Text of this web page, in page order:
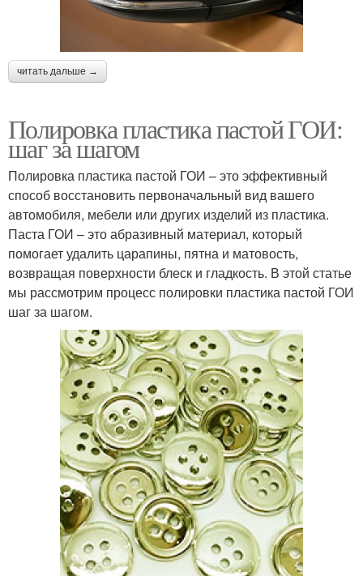
читать дальше →
Полировка пластика пастой ГОИ:
шаг за шагом
Полировка пластика пастой ГОИ – это эффективный
способ восстановить первоначальный вид вашего
автомобиля, мебели или других изделий из пластика.
Паста ГОИ – это абразивный материал, который
помогает удалить царапины, пятна и матовость,
возвращая поверхности блеск и гладкость. В этой статье
мы рассмотрим процесс полировки пластика пастой ГОИ
шаг за шагом.